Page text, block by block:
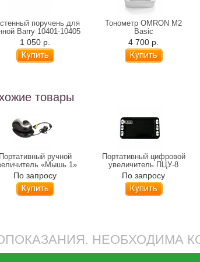
поручень для
Barry 10401-10405
(31-81 см)
1 050 р.
Тонометр OMRON M2
Basic
4 700 р.
товары
Портативный ручной
«Мышь 1»
По запросу
Купить
Портативный цифровой
увеличитель ПЦУ-8
По запросу
Купить
НЕОБХОДИМА